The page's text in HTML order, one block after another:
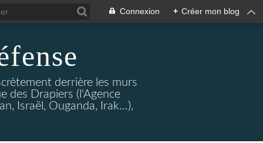
Connexion + Créer mon blog
derrière les murs
des Drapiers (l'Agence
Israël, Ouganda, Irak...),